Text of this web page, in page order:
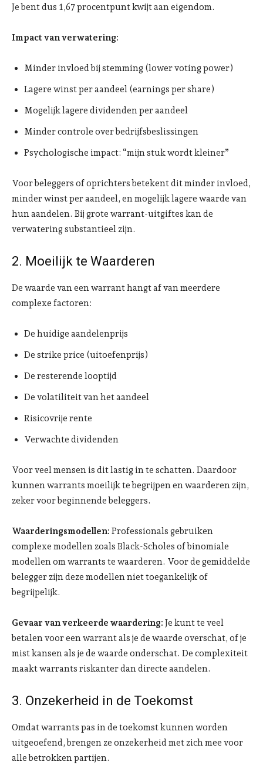
Je bent dus 1,67 procentpunt kwijt aan eigendom.
Impact van verwatering:
Minder invloed bij stemming (lower voting power)
Lagere winst per aandeel (earnings per share)
Mogelijk lagere dividenden per aandeel
Minder controle over bedrijfsbeslissingen
Psychologische impact: “mijn stuk wordt kleiner”
Voor beleggers of oprichters betekent dit minder invloed,
minder winst per aandeel, en mogelijk lagere waarde van
hun aandelen. Bij grote warrant-uitgiftes kan de
verwatering substantieel zijn.
2. Moeilijk te Waarderen
De waarde van een warrant hangt af van meerdere
complexe factoren:
De huidige aandelenprijs
De strike price (uitoefenprijs)
De resterende looptijd
De volatiliteit van het aandeel
Risicovrije rente
Verwachte dividenden
Voor veel mensen is dit lastig in te schatten. Daardoor
kunnen warrants moeilijk te begrijpen en waarderen zijn,
zeker voor beginnende beleggers.
Waarderingsmodellen: Professionals gebruiken
complexe modellen zoals Black-Scholes of binomiale
modellen om warrants te waarderen. Voor de gemiddelde
belegger zijn deze modellen niet toegankelijk of
begrijpelijk.
Gevaar van verkeerde waardering: Je kunt te veel
betalen voor een warrant als je de waarde overschat, of je
mist kansen als je de waarde onderschat. De complexiteit
maakt warrants riskanter dan directe aandelen.
3. Onzekerheid in de Toekomst
Omdat warrants pas in de toekomst kunnen worden
uitgeoefend, brengen ze onzekerheid met zich mee voor
alle betrokken partijen.